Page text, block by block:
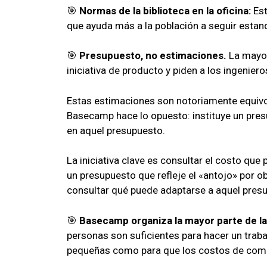
🎯 Normas de la biblioteca en la oficina:
que ayuda más a la población a seguir
🎯 Presupuesto, no estimaciones. La
iniciativa de producto y piden a los
Estas estimaciones son notoriamente
Basecamp hace lo opuesto: instituye un
en aquel presupuesto.
La iniciativa clave es consultar el costo
un presupuesto que refleje el «antojo» por
consultar qué puede adaptarse a aquel
🎯 Basecamp organiza la mayor parte de
personas son suficientes para hacer un
pequeñas como para que los costos de